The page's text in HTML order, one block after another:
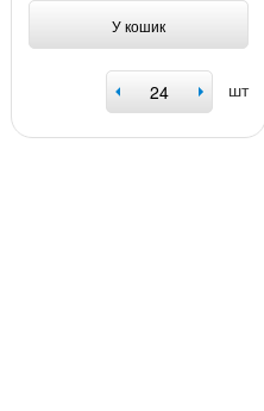
У кошик
шт